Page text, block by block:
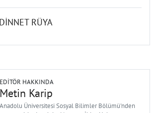
RÜYA
EDITÖR HAKKINDA
Metin Karip
Anadolu Üniversitesi Sosyal Bilimler Bölümü'nden